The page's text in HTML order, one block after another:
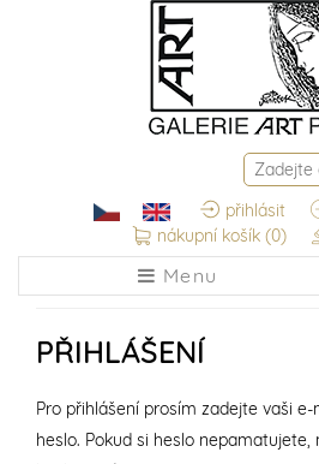
přihlásit
nákupní košík (0)
Menu
PŘIHLÁŠENÍ
Pro přihlášení prosím zadejte vaši
heslo. Pokud si heslo